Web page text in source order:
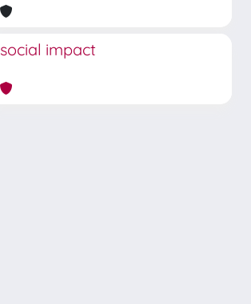
social impact